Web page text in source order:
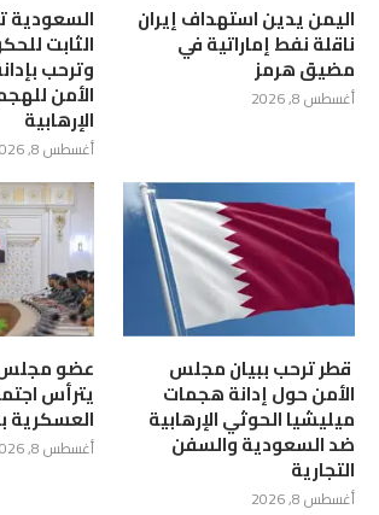
اليمن يدين استهداف إيران
ناقلة نفط إماراتية في
مضيق هرمز
أغسطس 8, 2026
السعودية
الثابت
وترحب
الأمن
الإرهابية
أغسطس 8, 2026
‏ قطر ترحب ببيان مجلس
الأمن حول إدانة هجمات
ميليشيا الحوثي الإرهابية
ضد السعودية والسفن
التجارية
أغسطس 8, 2026
عضو مجلس
يترأس
العسكرية
أغسطس 8, 2026